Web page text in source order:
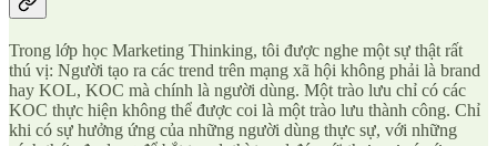
Trong lớp học Marketing Thinking, tôi được nghe một sự thật rất
thú vị: Người tạo ra các trend trên mạng xã hội không phải là brand
hay KOL, KOC mà chính là người dùng. Một trào lưu chỉ có các
KOC thực hiện không thể được coi là một trào lưu thành công. Chỉ
khi có sự hưởng ứng của những người dùng thực sự, với những